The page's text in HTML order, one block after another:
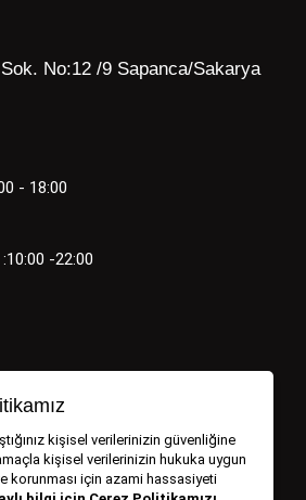
No:12 /9 Sapanca/Sakarya
- 18:00
-22:00
kişisel verilerinizin güvenliğine
kişisel verilerinizin hukuka uygun
korunması için azami hassasiyeti